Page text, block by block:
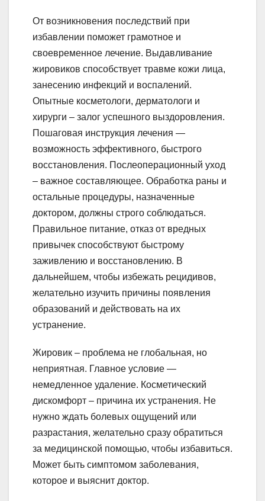
От возникновения последствий при
избавлении поможет грамотное и
своевременное лечение. Выдавливание
жировиков способствует травме кожи лица,
занесению инфекций и воспалений.
Опытные косметологи, дерматологи и
хирурги – залог успешного выздоровления.
Пошаговая инструкция лечения —
возможность эффективного, быстрого
восстановления. Послеоперационный уход
– важное составляющее. Обработка раны и
остальные процедуры, назначенные
доктором, должны строго соблюдаться.
Правильное питание, отказ от вредных
привычек способствуют быстрому
заживлению и восстановлению. В
дальнейшем, чтобы избежать рецидивов,
желательно изучить причины появления
образований и действовать на их
устранение.
Жировик – проблема не глобальная, но
неприятная. Главное условие —
немедленное удаление. Косметический
дискомфорт – причина их устранения. Не
нужно ждать болевых ощущений или
разрастания, желательно сразу обратиться
за медицинской помощью, чтобы избавиться.
Может быть симптомом заболевания,
которое и выяснит доктор.